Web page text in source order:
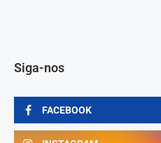
Siga-nos
FACEBOOK